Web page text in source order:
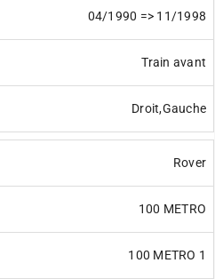
04/1990 => 11/1998
Train avant
Droit,Gauche
Rover
100 METRO
100 METRO 1